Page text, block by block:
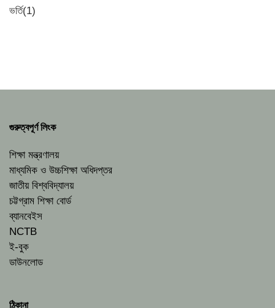
ভর্তি(1)
গুরুত্বপূর্ণ লিংক
শিক্ষা মন্ত্রণালয়
মাধ্যমিক ও উচ্চশিক্ষা অধিদপ্তর
জাতীয় বিশ্ববিদ্যালয়
চট্টগ্রাম শিক্ষা বোর্ড
ব্যানবেইস
NCTB
ই-বুক
ডাউনলোড
ঠিকানা